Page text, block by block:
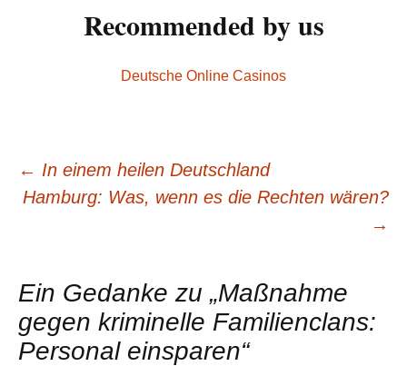
Recommended by us
Deutsche Online Casinos
Beitrags-
Navigation
← In einem heilen Deutschland
Hamburg: Was, wenn es die Rechten wären?
→
Ein Gedanke zu „Maßnahme
gegen kriminelle Familienclans:
Personal einsparen“